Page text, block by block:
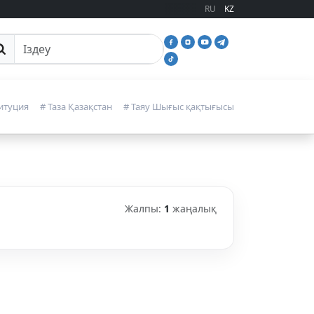
RU KZ
іздеу
# Таза Қазақстан # Таяу Шығыс қақтығысы
Жалпы: 1 жаңалық